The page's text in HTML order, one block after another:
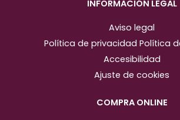
a
g
r
m
e
b
o
o
INFORMACIÓN LEGAL
Aviso legal
Política de privacidad Política
Accesibilidad
Ajuste de cookies
COMPRA ONLINE